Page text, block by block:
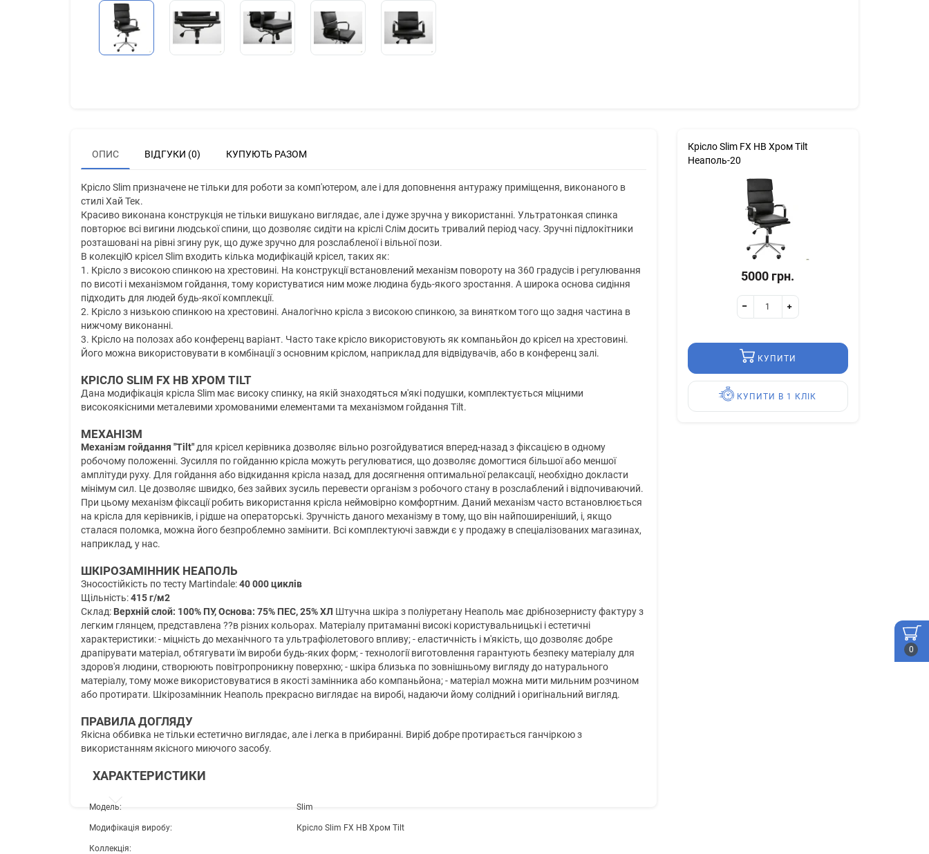
0
ОПИС ВІДГУКИ (0) КУПУЮТЬ РАЗОМ
Крісло Slim призначене не тільки для роботи за комп'ютером, але і для доповнення антуражу приміщення, виконаного в
стилі Хай Тек.
Красиво виконана конструкція не тільки вишукано виглядає, але і дуже зручна у використанні. Ультратонкая спинка
повторює всі вигини людської спини, що дозволяє сидіти на кріслі Слім досить тривалий період часу. Зручні підлокітники
розташовані на рівні згину рук, що дуже зручно для розслабленої і вільної пози.
В колекціЮ крісел Slim входить кілька модифікацій крісел, таких як:
1. Крісло з високою спинкою на хрестовині. На конструкції встановлений механізм повороту на 360 градусів і регулювання
по висоті і механізмом гойдання, тому користуватися ним може людина будь-якого зростання. А широка основа сидіння
підходить для людей будь-якої комплекції.
2. Крісло з низькою спинкою на хрестовині. Аналогічно крісла з високою спинкою, за винятком того що задня частина в
нижчому виконанні.
3. Крісло на полозах або конференц варіант. Часто таке крісло використовують як компаньйон до крісел на хрестовині.
Його можна використовувати в комбінації з основним кріслом, наприклад для відвідувачів, або в конференц залі.
КРІСЛО SLIM FX HB ХРОМ TILT
Дана модифікація крісла Slim має високу спинку, на якій знаходяться м'які подушки, комплектується міцними
високоякісними металевими хромованими елементами та механізмом гойдання Tilt.
МЕХАНІЗМ
Механізм гойдання "Tilt" для крісел керівника дозволяє вільно розгойдуватися вперед-назад з фіксацією в одному
робочому положенні. Зусилля по гойданню крісла можуть регулюватися, що дозволяє домогтися більшої або меншої
амплітуди руху. Для гойдання або відкидання крісла назад, для досягнення оптимальної релаксації, необхідно докласти
мінімум сил. Це дозволяє швидко, без зайвих зусиль перевести організм з робочого стану в розслаблений і відпочиваючий.
При цьому механізм фіксації робить використання крісла неймовірно комфортним. Даний механізм часто встановлюється
на крісла для керівників, і рідше на операторські. Зручність даного механізму в тому, що він найпоширеніший, і, якщо
сталася поломка, можна його безпроблемно замінити. Всі комплектуючі завжди є у продажу в спеціалізованих магазинах,
наприклад, у нас.
ШКІРОЗАМІННИК НЕАПОЛЬ
Зносостійкість по тесту Martindale:40 000 циклів
Щільність:415 г/м2
Склад: Верхній слой: 100% ПУ, Основа: 75% ПЕС, 25% ХЛ Штучна шкіра з поліуретану Неаполь має дрібнозернисту фактуру з
легким глянцем, представлена ??в різних кольорах. Матеріалу притаманні високі користувальницькі і естетичні
характеристики: - міцність до механічного та ультрафіолетового впливу; - еластичність і м'якість, що дозволяє добре
драпірувати матеріал, обтягувати їм вироби будь-яких форм; - технології виготовлення гарантують безпеку матеріалу для
здоров'я людини, створюють повітропроникну поверхню; - шкіра близька по зовнішньому вигляду до натурального
матеріалу, тому може використовуватися в якості замінника або компаньйона; - матеріал можна мити мильним розчином
або протирати. Шкірозамінник Неаполь прекрасно виглядає на виробі, надаючи йому солідний і оригінальний вигляд.
ПРАВИЛА ДОГЛЯДУ
Якісна оббивка не тільки естетично виглядає, але і легка в прибиранні. Виріб добре протирається ганчіркою з
використанням якісного миючого засобу.
ХАРАКТЕРИСТИКИ
Модель: Slim
Модифікація виробу: Крісло Slim FX HB Хром Tilt
Коллекція:
Крісло Slim FX HB Хром Tilt
Неаполь-20
5000 грн.
КУПИТИ
КУПИТИ В 1 КЛІК